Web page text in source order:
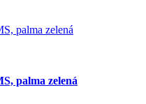
palma zelená